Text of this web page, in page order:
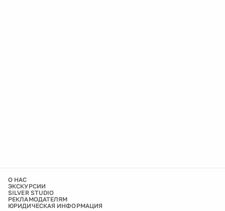
О НАС
ЭКСКУРСИИ
SILVER STUDIO
РЕКЛАМОДАТЕЛЯМ
ЮРИДИЧЕСКАЯ ИНФОРМАЦИЯ